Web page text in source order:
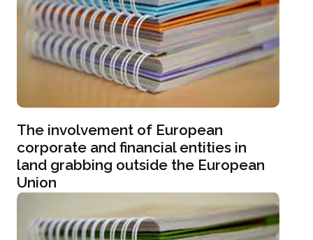
The involvement of European
corporate and financial entities in
land grabbing outside the European
Union